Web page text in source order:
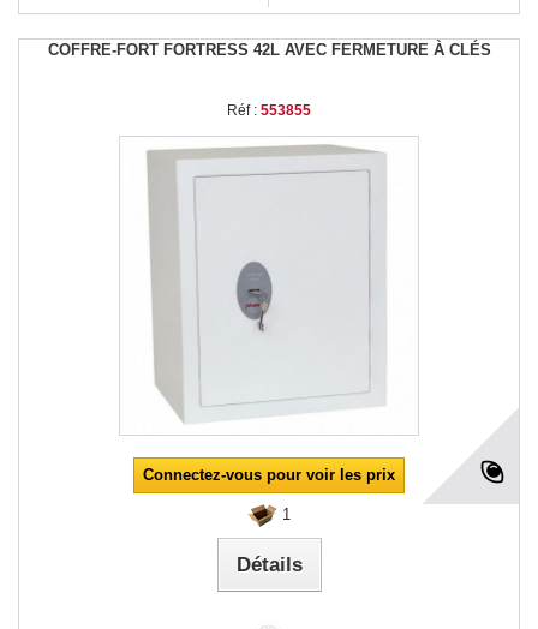
COFFRE-FORT FORTRESS 42L AVEC FERMETURE À CLÉS
Réf : 553855
Connectez-vous pour voir les prix
1
Détails